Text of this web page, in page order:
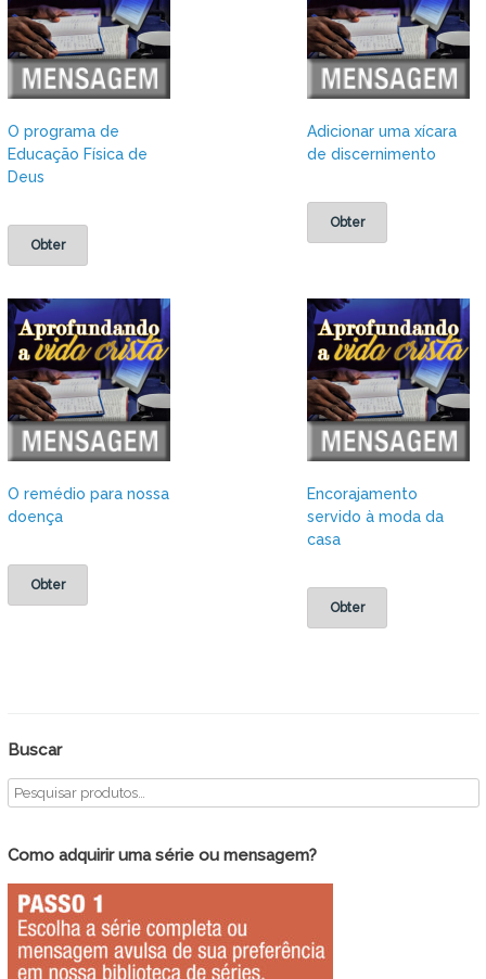
O programa de
Educação Física de
Deus
Obter
Adicionar uma xícara
de discernimento
Obter
O remédio para nossa
doença
Obter
Encorajamento
servido à moda da
casa
Obter
Buscar
Como adquirir uma série ou mensagem?